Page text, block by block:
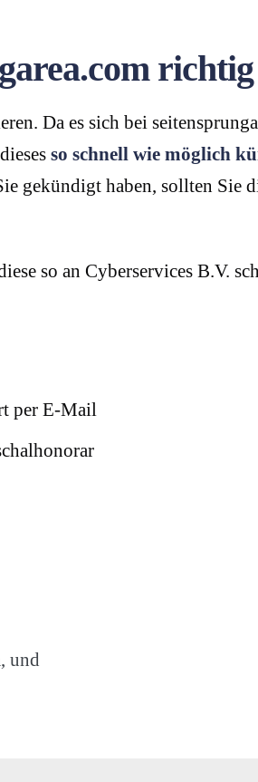
Da es sich bei
so schnell wie möglich
gekündigt haben, sollten
so an Cyberservices B.V.
per E-Mail
und